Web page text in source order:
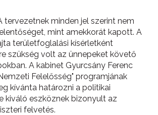
tervezetnek minden jel szerint nem
mint amekkorát kapott. A
területfoglalási kísérletként
szükség volt az ünnepeket követő
A kabinet Gyurcsány Ferenc
Felelősség" programjának
kívánta határozni a politikai
kiváló eszköznek bizonyult az
felvetés.